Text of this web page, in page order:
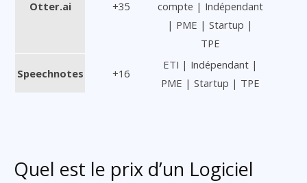
Otter.ai +35
compte | Indépendant
| PME | Startup |
TPE
Speechnotes +16
ETI | Indépendant |
PME | Startup | TPE
Quel est le prix d’un Logiciel